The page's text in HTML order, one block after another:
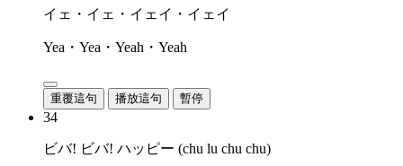
イェ・イェ・イェイ・イェイ
Yea・Yea・Yeah・Yeah
重覆這句 播放這句 暫停
34
ビバ! ビバ! ハッピー (chu lu chu chu)